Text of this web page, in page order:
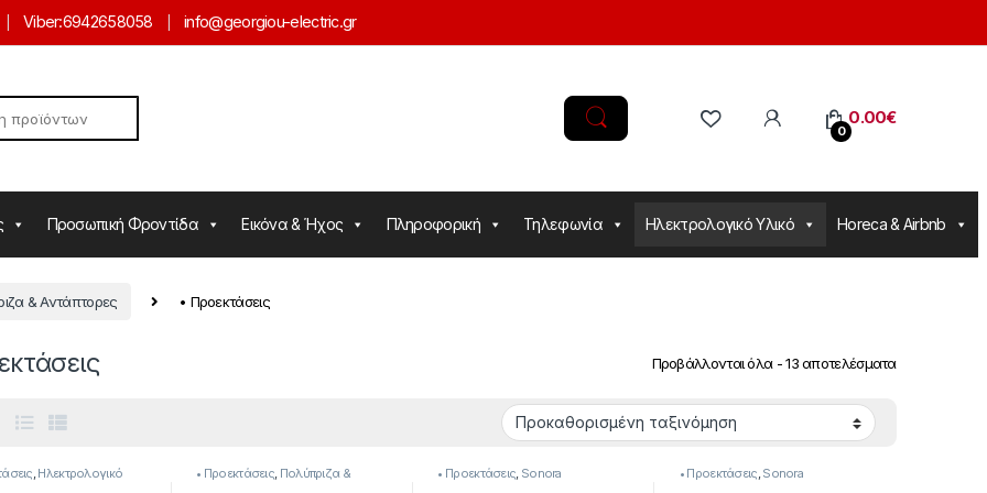
Viber:6942658058 info@georgiou-electric.gr
0
0.00€
Προσωπική Φροντίδα Εικόνα & Ήχος Πληροφορική Τηλεφωνία Ηλεκτρολογικό Υλικό Horeca & Airbnb
& Αντάπτορες • Προεκτάσεις
Προβάλλονται όλα - 13 αποτελέσματα
Ηλεκτρολογικό • Προεκτάσεις Πολύπριζα &
Αντάπτορες
• Προεκτάσεις Sonora • Προεκτάσεις Sonora